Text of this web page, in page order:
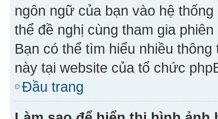
ngôn ngữ của bạn vào hệ
thể đề nghị cùng tham gia
Bạn có thể tìm hiểu nhiều
này tại website của tổ chức
Đầu trang